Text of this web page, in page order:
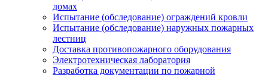
домах
Испытание (обследование) ограждений кровли
Испытание (обследование) наружных пожарных
лестниц
Доставка противопожарного оборудования
Электротехническая лаборатория
Разработка документации по пожарной